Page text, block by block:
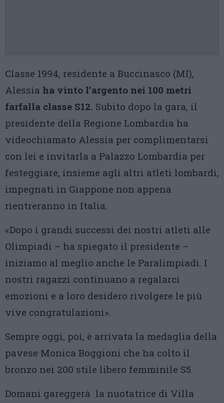
Classe 1994, residente a Buccinasco (MI),
Alessia ha vinto l’argento nei 100 metri
farfalla classe S12. Subito dopo la gara, il
presidente della Regione Lombardia ha
videochiamato Alessia per complimentarsi
con lei e invitarla a Palazzo Lombardia per
festeggiare, insieme agli altri atleti lombardi,
impegnati in Giappone non appena
rientreranno in Italia.
«Dopo i grandi successi dei nostri atleti alle
Olimpiadi – ha spiegato il presidente –
iniziamo al meglio anche le Paralimpiadi. I
nostri ragazzi continuano a regalarci
emozioni e a loro desidero rivolgere le più
vive congratulazioni».
Sempre oggi, poi, è arrivata la medaglia della
pavese Monica Boggioni che ha colto il
bronzo nei 200 stile libero femminile S5.
Domani gareggerà la nuotatrice di Villa